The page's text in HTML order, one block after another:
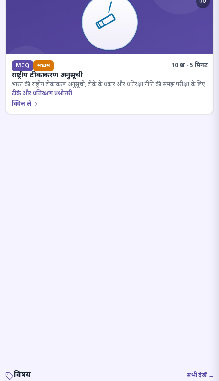
MCQ मध्यम 10 प्रश्न · 5 मिनट
राष्ट्रीय टीकाकरण अनुसूची
भारत की राष्ट्रीय टीकाकरण अनुसूची, टीके के प्रकार और प्रतिरक्षा नीति की समझ परीक्षा के लिए।
टीके और प्रतिरक्षण प्रश्नोत्तरी
क्विज़ लें
विषय सभी देखें →